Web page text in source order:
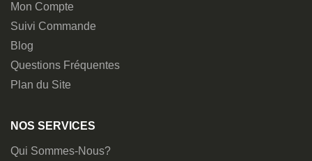
Mon Compte
Suivi Commande
Blog
Questions Fréquentes
Plan du Site
NOS SERVICES
Qui Sommes-Nous?